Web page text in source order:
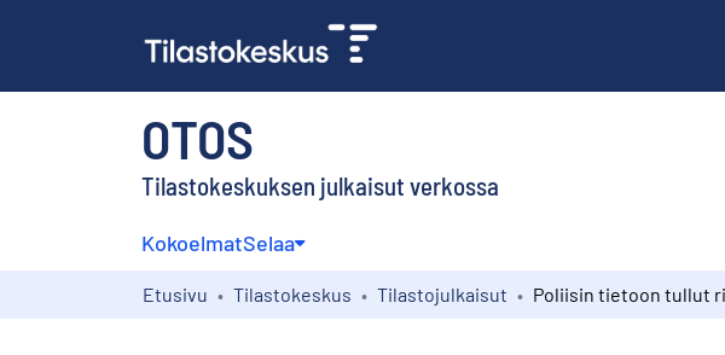
OTOS
Tilastokeskuksen julkaisut verkossa
KokoelmatSelaa
Etusivu Tilastokeskus Tilastojulkaisut